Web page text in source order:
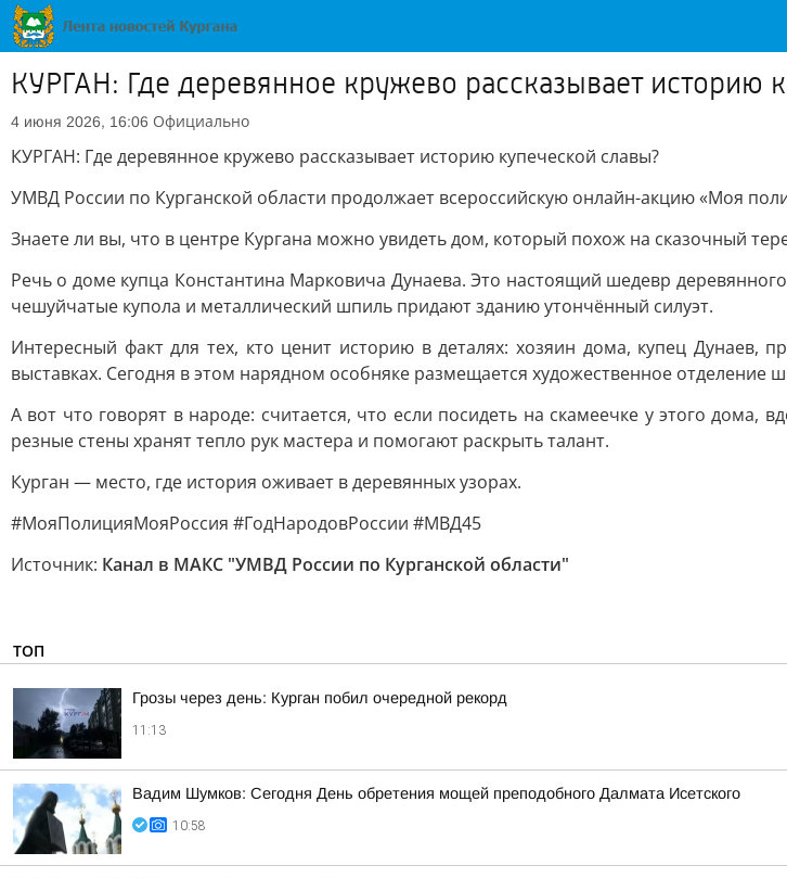
КУРГАН: Где деревянное кружево рассказывает историю
4 июня 2026, 16:06 Официально
КУРГАН: Где деревянное кружево рассказывает историю купеческой славы?
УМВД России по Курганской области продолжает всероссийскую онлайн-акцию «Моя
Знаете ли вы, что в центре Кургана можно увидеть дом, который похож на сказочный
Речь о доме купца Константина Марковича Дунаева. Это настоящий шедевр
чешуйчатые купола и металлический шпиль придают зданию утончённый силуэт.
Интересный факт для тех, кто ценит историю в деталях: хозяин дома, купец Дунаев,
выставках. Сегодня в этом нарядном особняке размещается художественное отделение
А вот что говорят в народе: считается, что если посидеть на скамеечке у этого
резные стены хранят тепло рук мастера и помогают раскрыть талант.
Курган — место, где история оживает в деревянных узорах.
#МояПолицияМояРоссия #ГодНародовРоссии #МВД45
Источник: Канал в МАКС "УМВД России по Курганской области"
ТОП
Грозы через день: Курган побил очередной рекорд
11:13
Вадим Шумков: Сегодня День обретения мощей преподобного Далмата Исетского
10:58